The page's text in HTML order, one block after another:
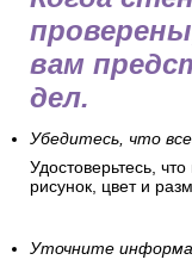
вам
дел.
Убедитесь, что
Удостоверьтесь,
рисунок, цвет и
Уточните